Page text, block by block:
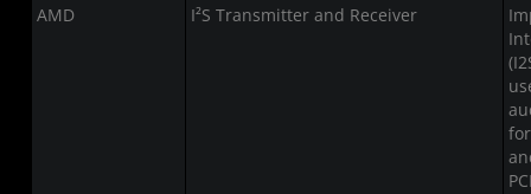
AMD I²S Transmitter and Receiver